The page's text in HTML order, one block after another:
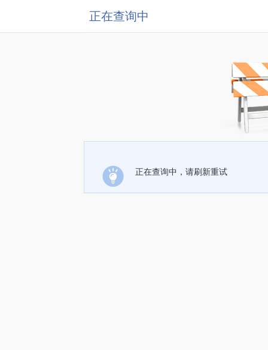
正在查询中
正在查询中，请刷新重试